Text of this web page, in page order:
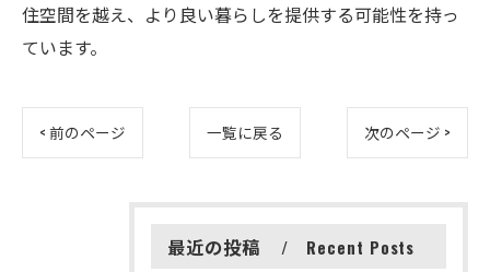
住空間を越え、より良い暮らしを提供する可能性を持っ
ています。
< 前のページ 一覧に戻る 次のページ >
最近の投稿 Recent Posts